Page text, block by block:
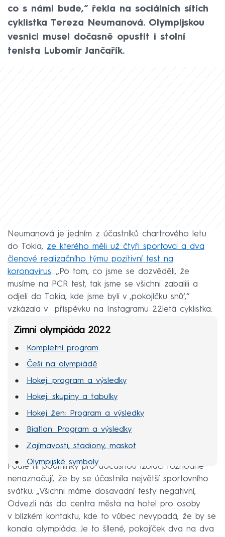
co s námi bude,“ řekla na sociálních sítích
cyklistka Tereza Neumanová. Olympijskou
vesnici musel dočasně opustit i stolní
tenista Lubomír Jančařík.
Neumanová je jedním z účastníků chartrového letu
do Tokia, ze kterého měli už čtyři sportovci a dva
členové realizačního týmu pozitivní test na
koronavirus. „Po tom, co jsme se dozvěděli, že
musíme na PCR test, tak jsme se všichni zabalili a
odjeli do Tokia, kde jsme byli v ‚pokojíčku snů‘,“
vzkázala v příspěvku na Instagramu 22letá cyklistka.
Zimní olympiáda 2022
Kompletní program
Češi na olympiádě
Hokej: program a výsledky
Hokej: skupiny a tabulky
Hokej žen: Program a výsledky
Biatlon: Program a výsledky
Zajímavosti, stadiony, maskot
Olympijské symboly
MS hokej 2022
Podle ní podmínky pro dočasnou izolaci rozhodně
nenaznačují, že by se účastnila největší sportovního
svátku. „Všichni máme dosavadní testy negativní,
Odvezli nás do centra města na hotel pro osoby
v blízkém kontaktu, kde to vůbec nevypadá, že by se
konala olympiáda. Je to šílené, pokojíček dva na dva